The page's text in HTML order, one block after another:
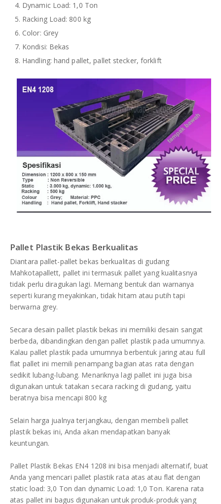
Dynamic Load: 1,0 Ton
Racking Load: 800 kg
Color: Grey
Kondisi: Bekas
Handling: hand pallet, pallet stecker, forklift
Pallet Plastik Bekas Berkualitas
Diantara pallet-pallet bekas berkualitas di gudang
Mahkotapallett, pallet ini termasuk pallet yang kualitasnya
tidak perlu diragukan lagi. Memang bentuk dan warnanya
seperti kurang meyakinkan, tidak hitam atau putih tapi
berwarna grey.
Secara desain pallet plastik bekas ini memiliki desain sangat
berbeda, dibandingkan dengan pallet plastik pada umumnya.
Kalau pallet plastik pada umumnya berbentuk jaring atau full
flat pallet ini memili penampang bagian atas rata dengan
sedikit lubang-lubang. Menariknya lagi pallet ini juga bisa
digunakan untuk tatakan secara racking di gudang, yaitu
beratnya bisa mencapi 800 kg
Selain harga jualnya terjangkau, dengan membeli pallet
plastik bekas ini, Anda akan mendapatkan banyak
keuntungan.
Pallet Plastik Bekas EN4 1208 ini bisa menjadi alternatif, buat
Anda yang mencari pallet plastik rata atas atau flat dengan
static load: 3,0 Ton dan dynamic Load: 1,0 Ton. Karena rata
atas pallet ini bagus digunakan untuk produk-produk yang